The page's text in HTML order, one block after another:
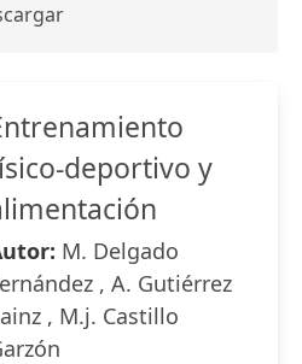
deportivo y
M. Delgado
, A. Gutiérrez
, M.j. Castillo